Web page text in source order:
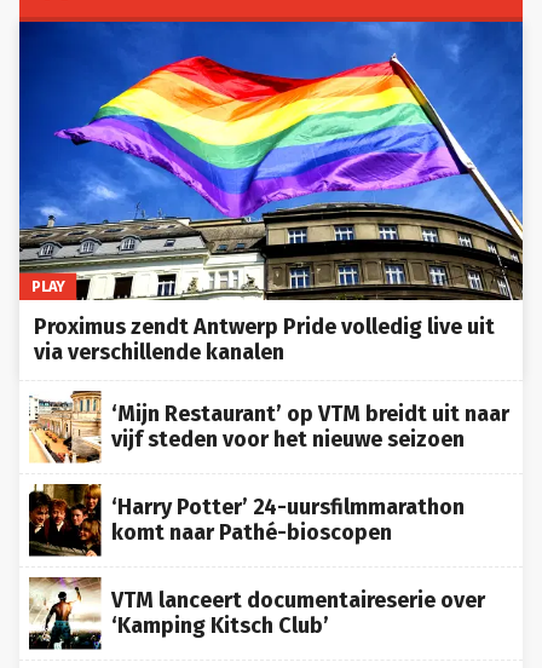
PLAY
Proximus zendt Antwerp Pride volledig live uit
via verschillende kanalen
‘Mijn Restaurant’ op VTM breidt uit naar
vijf steden voor het nieuwe seizoen
‘Harry Potter’ 24-uursfilmmarathon
komt naar Pathé-bioscopen
VTM lanceert documentaireserie over
‘Kamping Kitsch Club’